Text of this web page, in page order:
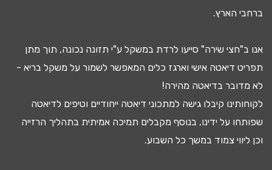
ברחבי הארץ.
אנו ב"חצי שירה" סייעו לרדת במשקל ע"י תזונה נכונה, תוך מתן
תפריט דיאטה אישי וארגז כלים המאפשר לשמור על משקל בריא -
לא מדובר בדיאטה מהירה!
לקוחותינו קיבלו גישה למתכוני דיאטה ייחודיים וטיפים לדיאטה
שפותחו על ידינו, בנוסף מקבלים תמיכה אמיתית בתהליך הרזייה
וכן ליווי צמוד במשך כל השבוע.